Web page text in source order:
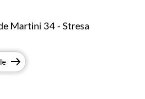
Martini 34 - Stresa